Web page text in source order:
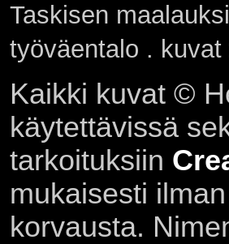
Taskisen
työväentalo . kuvat
Kaikki kuvat ©
käytettävissä
tarkoituksiin
mukaisesti
korvausta.